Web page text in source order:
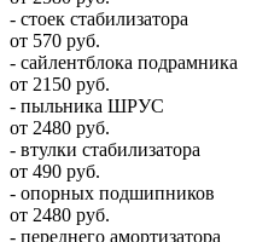
- стоек стабилизатора
от 570 руб.
- сайлентблока подрамника
от 2150 руб.
- пыльника ШРУС
от 2480 руб.
- втулки стабилизатора
от 490 руб.
- опорных подшипников
от 2480 руб.
- переднего амортизатора